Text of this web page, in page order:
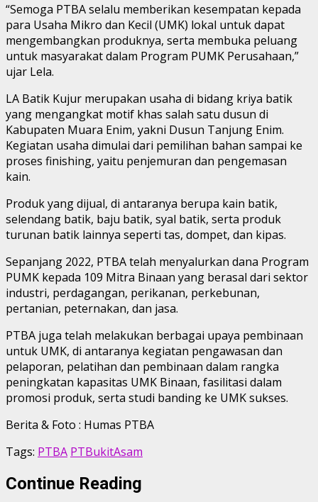
“Semoga PTBA selalu memberikan kesempatan kepada
para Usaha Mikro dan Kecil (UMK) lokal untuk dapat
mengembangkan produknya, serta membuka peluang
untuk masyarakat dalam Program PUMK Perusahaan,”
ujar Lela.
LA Batik Kujur merupakan usaha di bidang kriya batik
yang mengangkat motif khas salah satu dusun di
Kabupaten Muara Enim, yakni Dusun Tanjung Enim.
Kegiatan usaha dimulai dari pemilihan bahan sampai ke
proses finishing, yaitu penjemuran dan pengemasan
kain.
Produk yang dijual, di antaranya berupa kain batik,
selendang batik, baju batik, syal batik, serta produk
turunan batik lainnya seperti tas, dompet, dan kipas.
Sepanjang 2022, PTBA telah menyalurkan dana Program
PUMK kepada 109 Mitra Binaan yang berasal dari sektor
industri, perdagangan, perikanan, perkebunan,
pertanian, peternakan, dan jasa.
PTBA juga telah melakukan berbagai upaya pembinaan
untuk UMK, di antaranya kegiatan pengawasan dan
pelaporan, pelatihan dan pembinaan dalam rangka
peningkatan kapasitas UMK Binaan, fasilitasi dalam
promosi produk, serta studi banding ke UMK sukses.
Berita & Foto : Humas PTBA
Tags: PTBA PTBukitAsam
Continue Reading